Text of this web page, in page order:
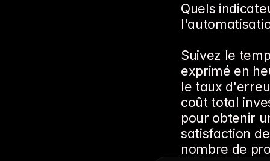
Quels
Suivez le
exprimé en
le taux
coût total
pour obtenir
satisfaction
nombre de